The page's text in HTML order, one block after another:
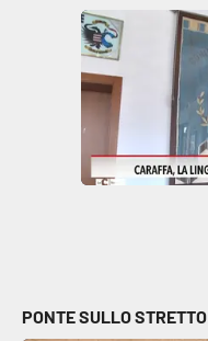
PONTE SULLO STRETTO